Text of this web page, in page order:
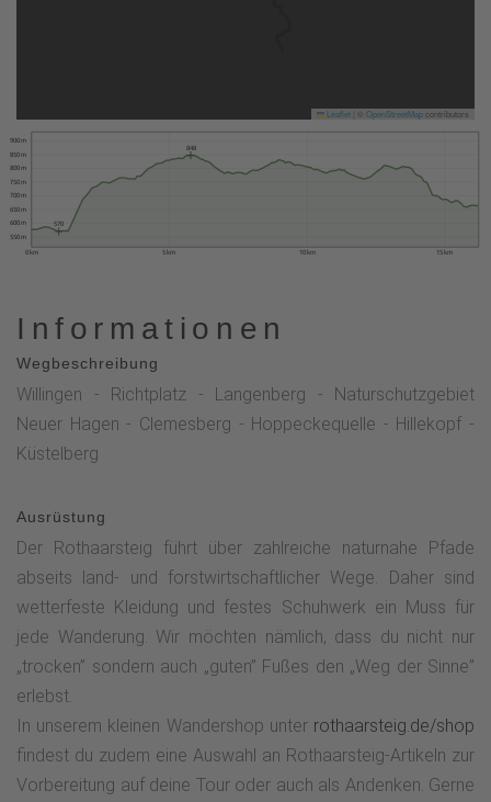
Leaflet OpenStreetMapcontributors
0 km 5 km 10 km 15 km
550 m
600 m
650 m
700 m
750 m
800 m
850 m
900 m
570
848
Informationen
Wegbeschreibung
Willingen - Richtplatz - Langenberg - Naturschutzgebiet
Neuer Hagen - Clemesberg - Hoppeckequelle - Hillekopf -
Küstelberg
Ausrüstung
Der Rothaarsteig führt über zahlreiche naturnahe Pfade
abseits land- und forstwirtschaftlicher Wege. Daher sind
wetterfeste Kleidung und festes Schuhwerk ein Muss für
jede Wanderung. Wir möchten nämlich, dass du nicht nur
„trocken” sondern auch „guten” Fußes den „Weg der Sinne”
erlebst.
In unserem kleinen Wandershop unter rothaarsteig.de/shop
findest du zudem eine Auswahl an Rothaarsteig-Artikeln zur
Vorbereitung auf deine Tour oder auch als Andenken. Gerne